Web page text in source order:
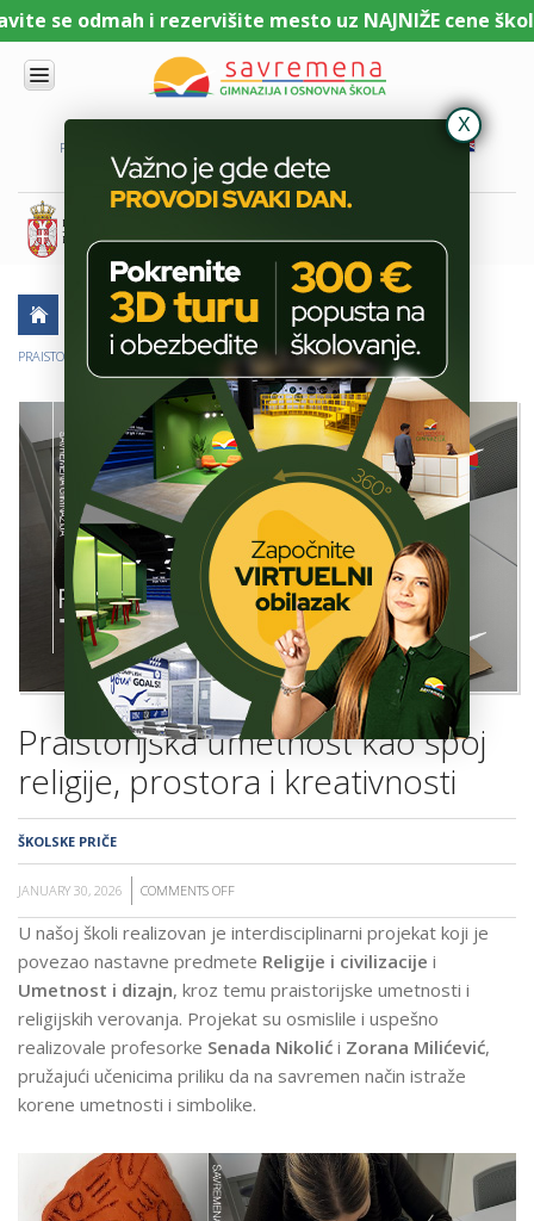
se odmah i rezervišite mesto uz NAJNIŽE cene
PORTAL ZA UČENIKE
NAMA
KOMBINOVANI
PROGRAM
NACIONALNI
PROGRAM
PROGRAM
SAVREMENO
OBRAZOVANJE
VESTI
ERASMUS+
OSNOVNA
ŠKOLA
AKTUELNO ŠKOLSKE PRIČE
PRAISTORIJSKA UMETNOST KAO SPOJ RELIGIJE, PROSTORA I KREATIVNOSTI
Praistorijska umetnost kao spoj
religije, prostora i kreativnosti
ŠKOLSKE PRIČE
JANUARY 30, 2026 COMMENTS OFF
PRAISTORIJSKA
U našoj školi realizovan je interdisciplinarni projekat koji je
povezao nastavne predmete Religije i civilizacije i
Umetnost i dizajn, kroz temu praistorijske umetnosti i
religijskih verovanja. Projekat su osmislile i uspešno
realizovale profesorke Senada Nikolić i Zorana Milićević,
pružajući učenicima priliku da na savremen način istraže
korene umetnosti i simbolike.